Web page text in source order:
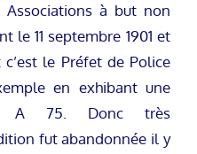
à but non
le 11 septembre 1901 et
le Préfet de Police
en exhibant une
A 75. Donc très
fut abandonnée il y